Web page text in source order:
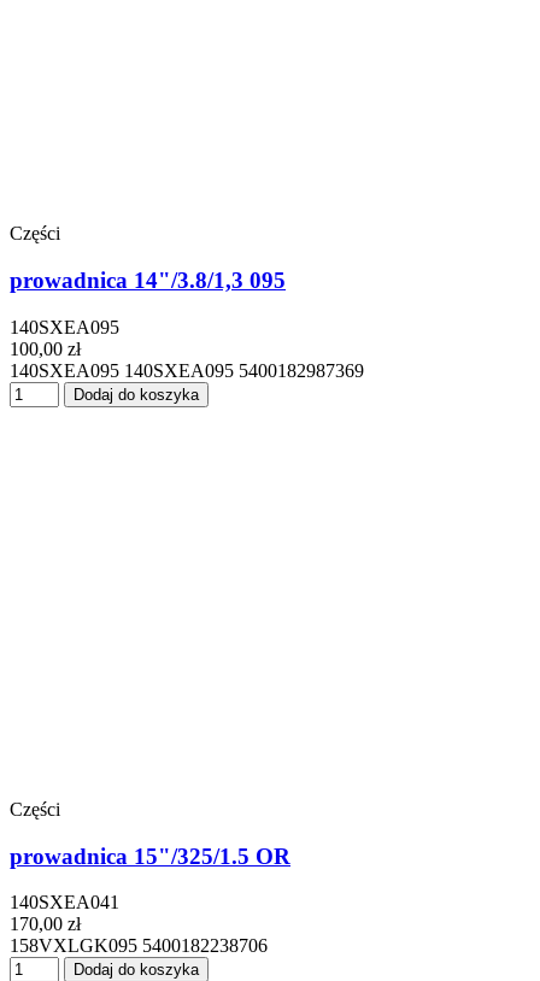
Części
prowadnica 14"/3.8/1,3 095
140SXEA095
100,00 zł
140SXEA095 140SXEA095 5400182987369
Dodaj do koszyka
Części
prowadnica 15"/325/1.5 OR
140SXEA041
170,00 zł
158VXLGK095 5400182238706
Dodaj do koszyka